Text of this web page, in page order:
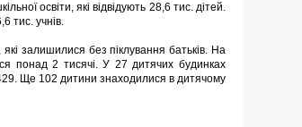
освіти, які відвідують 28,6 тис. дітей.
тис. учнів.
залишилися без піклування батьків. На
понад 2 тисячі. У 27 дитячих будинках
Ще 102 дитини знаходилися в дитячому